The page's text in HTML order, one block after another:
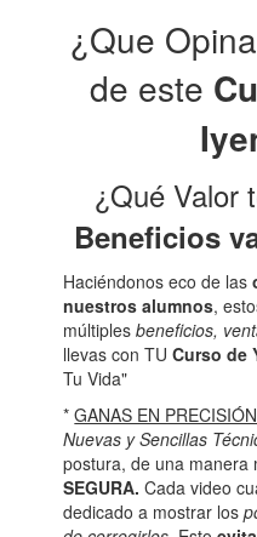
¿Que
de este
¿Qué Valor
Beneficios
Haciéndonos eco de las
nuestros alumnos,
múltiplesbeneficios,
llevas con TUCurso de
Tu Vida"
*GANAS EN
Nuevas y Sencillas
postura, de una manera
SEGURA.Cada video
dedicado a mostrar los